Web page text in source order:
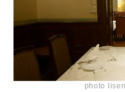
photo